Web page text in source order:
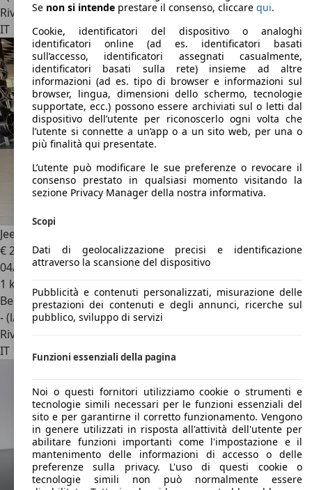
Rivenditore
IT 10060Frossasco - To
Jeep Avenger
€ 21.700
04/2025
1 km
Benzina
- (l/100 km)
Rivenditore
IT 10156
Torino - To
Se non si intende prestare il consenso, cliccare qui.
Cookie, identificatori del dispositivo o analoghi
identificatori online (ad es. identificatori basati
sull’accesso, identificatori assegnati casualmente,
identificatori basati sulla rete) insieme ad altre
informazioni (ad es. tipo di browser e informazioni sul
browser, lingua, dimensioni dello schermo, tecnologie
supportate, ecc.) possono essere archiviati sul o letti dal
dispositivo dell’utente per riconoscerlo ogni volta che
l’utente si connette a un’app o a un sito web, per una o
più finalità qui presentate.
L’utente può modificare le sue preferenze o revocare il
consenso prestato in qualsiasi momento visitando la
sezione Privacy Manager della nostra informativa.
Scopi
Dati di geolocalizzazione precisi e identificazione
attraverso la scansione del dispositivo
Pubblicità e contenuti personalizzati, misurazione delle
prestazioni dei contenuti e degli annunci, ricerche sul
pubblico, sviluppo di servizi
Funzioni essenziali della pagina
Noi o questi fornitori utilizziamo cookie o strumenti e
tecnologie simili necessari per le funzioni essenziali del
sito e per garantirne il corretto funzionamento. Vengono
in genere utilizzati in risposta all'attività dell'utente per
abilitare funzioni importanti come l'impostazione e il
mantenimento delle informazioni di accesso o delle
preferenze sulla privacy. L'uso di questi cookie o
tecnologie simili non può normalmente essere